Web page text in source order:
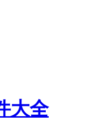
大全